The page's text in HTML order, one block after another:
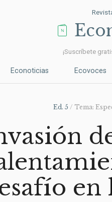
¡Suscríbete
Econoticias Ecovoces
Ed. 5 / Tema: